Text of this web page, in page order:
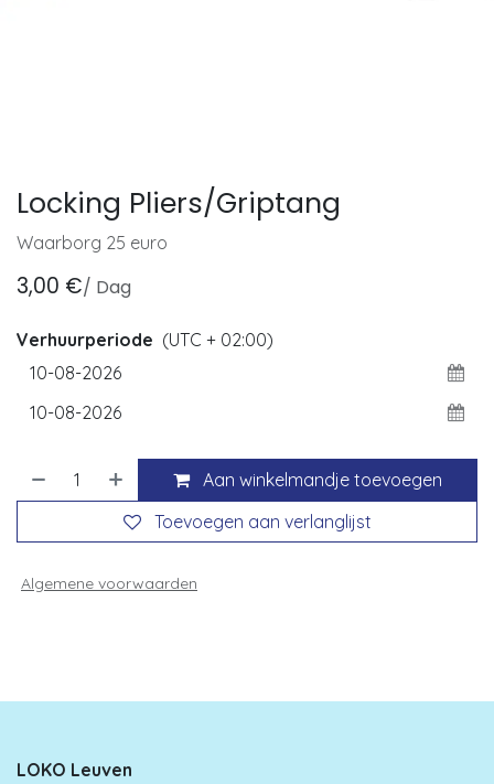
Locking Pliers/Griptang
Waarborg 25 euro
3,00 €/ Dag
Verhuurperiode (UTC + 02:00)
Aan winkelmandje toevoegen
Toevoegen aan verlanglijst
Algemene voorwaarden
LOKO Leuven